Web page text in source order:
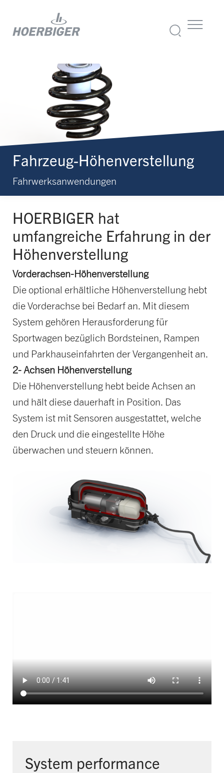
Fahrzeug-Höhenverstellung
Fahrwerksanwendungen
HOERBIGER hat
umfangreiche Erfahrung in der
Höhenverstellung
Vorderachsen-Höhenverstellung
Die optional erhältliche Höhenverstellung hebt
die Vorderachse bei Bedarf an. Mit diesem
System gehören Herausforderung für
Sportwagen bezüglich Bordsteinen, Rampen
und Parkhauseinfahrten der Vergangenheit an.
2- Achsen Höhenverstellung
Die Höhenverstellung hebt beide Achsen an
und hält diese dauerhaft in Position. Das
System ist mit Sensoren ausgestattet, welche
den Druck und die eingestellte Höhe
überwachen und steuern können.
System performance